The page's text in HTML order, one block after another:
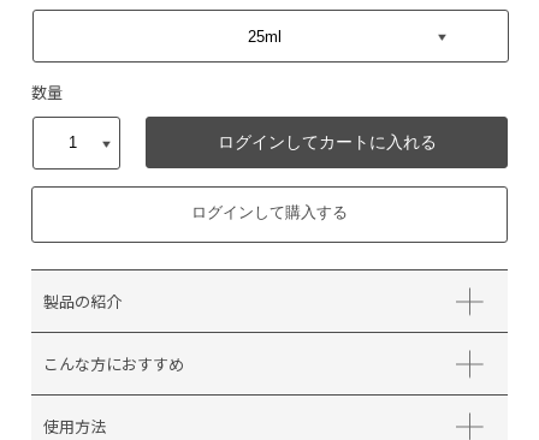
数量
ログインしてカートに入れる
ログインして購入する
製品の紹介
こんな方におすすめ
使用方法